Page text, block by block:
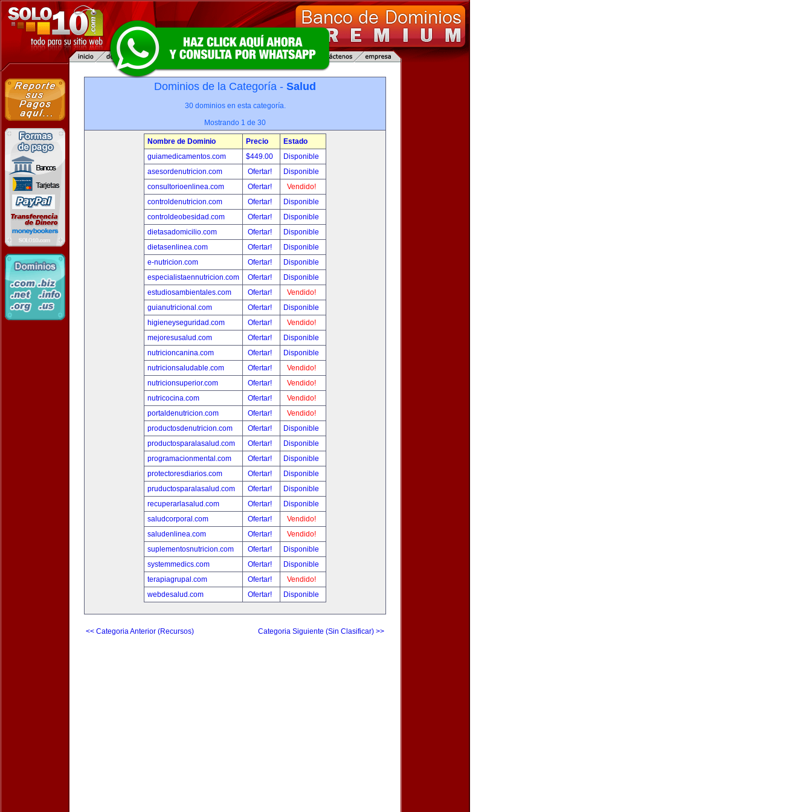
Dominios de la Categoría - Salud
30 dominios en esta categoría.
Mostrando 1 de 30
Nombre de Dominio Precio
Estado
guiamedicamentos.com
$449.00
Disponible
asesordenutricion.com
Ofertar!
Disponible
consultorioenlinea.com
Ofertar!
Vendido!
controldenutricion.com
Ofertar!
Disponible
controldeobesidad.com
Ofertar!
Disponible
dietasadomicilio.com
Ofertar!
Disponible
dietasenlinea.com
Ofertar!
Disponible
e-nutricion.com
Ofertar!
Disponible
especialistaennutricion.com
Ofertar!
Disponible
estudiosambientales.com
Ofertar!
Vendido!
guianutricional.com
Ofertar!
Disponible
higieneyseguridad.com
Ofertar!
Vendido!
mejoresusalud.com
Ofertar!
Disponible
nutricioncanina.com
Ofertar!
Disponible
nutricionsaludable.com
Ofertar!
Vendido!
nutricionsuperior.com
Ofertar!
Vendido!
nutricocina.com
Ofertar!
Vendido!
portaldenutricion.com
Ofertar!
Vendido!
productosdenutricion.com
Ofertar!
Disponible
productosparalasalud.com
Ofertar!
Disponible
programacionmental.com
Ofertar!
Disponible
protectoresdiarios.com
Ofertar!
Disponible
pruductosparalasalud.com
Ofertar!
Disponible
recuperarlasalud.com
Ofertar!
Disponible
saludcorporal.com
Ofertar!
Vendido!
saludenlinea.com
Ofertar!
Vendido!
suplementosnutricion.com
Ofertar!
Disponible
systemmedics.com
Ofertar!
Disponible
terapiagrupal.com
Ofertar!
Vendido!
webdesalud.com
Ofertar! Disponible
<< Categoria Anterior (Recursos) Categoria Siguiente (Sin Clasificar) >>